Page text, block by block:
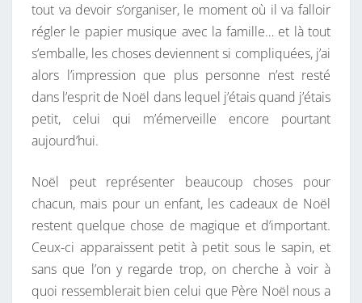
tout va devoir s’organiser, le moment où il va falloir
régler le papier musique avec la famille… et là tout
s’emballe, les choses deviennent si compliquées, j’ai
alors l’impression que plus personne n’est resté
dans l’esprit de Noël dans lequel j’étais quand j’étais
petit, celui qui m’émerveille encore pourtant
aujourd’hui.
Noël peut représenter beaucoup choses pour
chacun, mais pour un enfant, les cadeaux de Noël
restent quelque chose de magique et d’important.
Ceux-ci apparaissent petit à petit sous le sapin, et
sans que l’on y regarde trop, on cherche à voir à
quoi ressemblerait bien celui que Père Noël nous a